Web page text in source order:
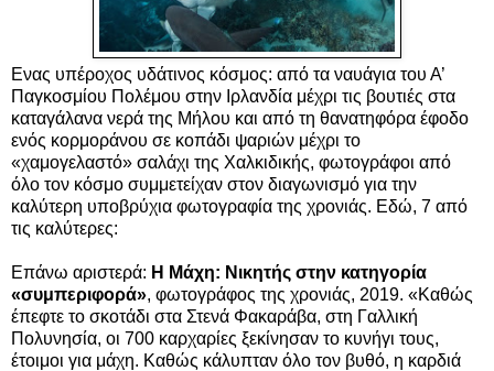
Ενας υπέροχος υδάτινος κόσμος: από τα ναυάγια του Α’
Παγκοσμίου Πολέμου στην Ιρλανδία μέχρι τις βουτιές στα
καταγάλανα νερά της Μήλου και από τη θανατηφόρα έφοδο
ενός κορμοράνου σε κοπάδι ψαριών μέχρι το
«χαμογελαστό» σαλάχι της Χαλκιδικής, φωτογράφοι από
όλο τον κόσμο συμμετείχαν στον διαγωνισμό για την
καλύτερη υποβρύχια φωτογραφία της χρονιάς. Εδώ, 7 από
τις καλύτερες:
Επάνω αριστερά: Η Μάχη: Νικητής στην κατηγορία
«συμπεριφορά», φωτογράφος της χρονιάς, 2019. «Καθώς
έπεφτε το σκοτάδι στα Στενά Φακαράβα, στη Γαλλική
Πολυνησία, οι 700 καρχαρίες ξεκίνησαν το κυνήγι τους,
έτοιμοι για μάχη. Καθώς κάλυπταν όλο τον βυθό, η καρδιά